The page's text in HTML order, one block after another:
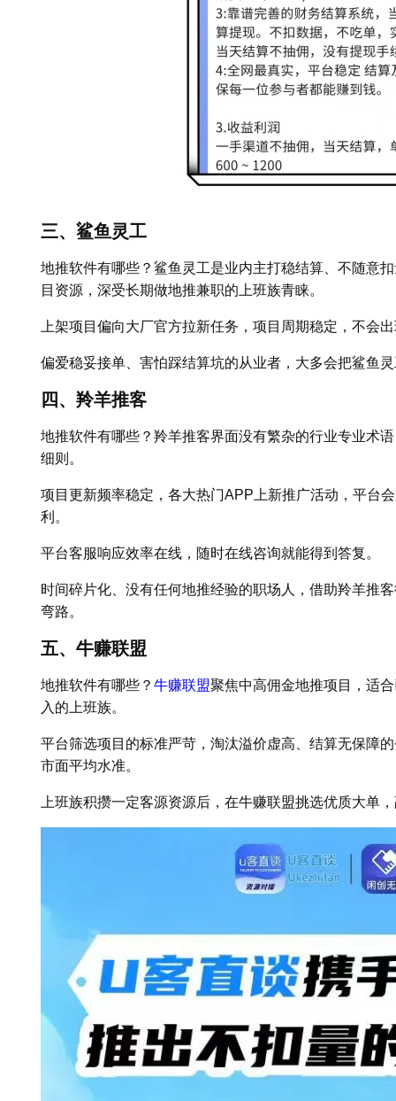
三、鲨鱼灵工
地推软件有哪些？鲨鱼灵工是业内主打稳结算、不随意
目资源，深受长期做地推兼职的上班族青睐。
上架项目偏向大厂官方拉新任务，项目周期稳定，不会
偏爱稳妥接单、害怕踩结算坑的从业者，大多会把鲨鱼
四、羚羊推客
地推软件有哪些？羚羊推客界面没有繁杂的行业专业术
细则。
项目更新频率稳定，各大热门APP上新推广活动，平台
利。
平台客服响应效率在线，随时在线咨询就能得到答复。
时间碎片化、没有任何地推经验的职场人，借助羚羊推
弯路。
五、牛赚联盟
地推软件有哪些？ 牛赚联盟聚焦中高佣金地推项目，适
入的上班族。
平台筛选项目的标准严苛，淘汰溢价虚高、结算无保障
市面平均水准。
上班族积攒一定客源资源后，在牛赚联盟挑选优质大单